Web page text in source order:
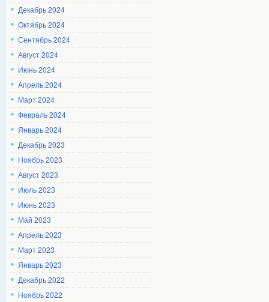
Декабрь 2024
Октябрь 2024
Сентябрь 2024
Август 2024
Июнь 2024
Апрель 2024
Март 2024
Февраль 2024
Январь 2024
Декабрь 2023
Ноябрь 2023
Август 2023
Июль 2023
Июнь 2023
Май 2023
Апрель 2023
Март 2023
Январь 2023
Декабрь 2022
Ноябрь 2022